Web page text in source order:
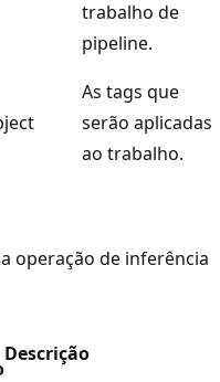
trabalho de
pipeline.
As tags que
serão aplicadas
ao trabalho.
operação de inferência
Descrição